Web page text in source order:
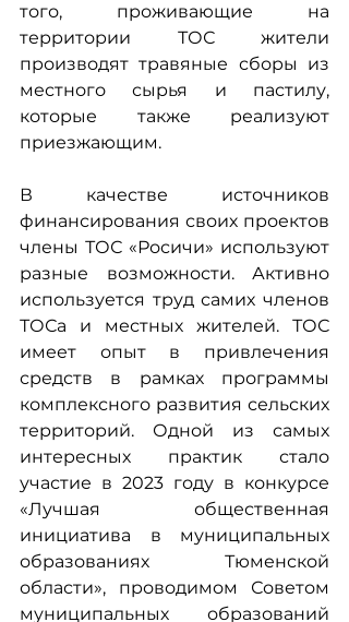
того, проживающие на
территории ТОС жители
производят травяные сборы из
местного сырья и пастилу,
которые также реализуют
приезжающим.
В качестве источников
финансирования своих проектов
члены ТОС «Росичи» используют
разные возможности. Активно
используется труд самих членов
ТОСа и местных жителей. ТОС
имеет опыт в привлечения
средств в рамках программы
комплексного развития сельских
территорий. Одной из самых
интересных практик стало
участие в 2023 году в конкурсе
«Лучшая общественная
инициатива в муниципальных
образованиях Тюменской
области», проводимом Советом
муниципальных образований